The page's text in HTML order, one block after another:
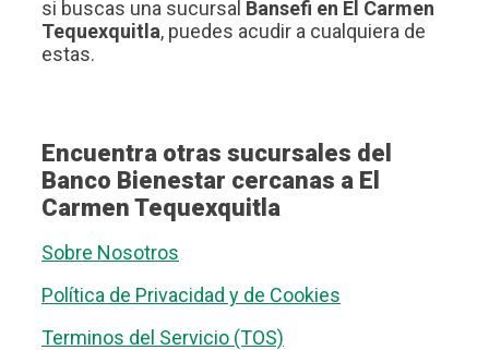
si buscas una sucursal Bansefi en El Carmen
Tequexquitla, puedes acudir a cualquiera de
estas.
Encuentra otras sucursales del
Banco Bienestar cercanas a El
Carmen Tequexquitla
Sobre Nosotros
Política de Privacidad y de Cookies
Terminos del Servicio (TOS)